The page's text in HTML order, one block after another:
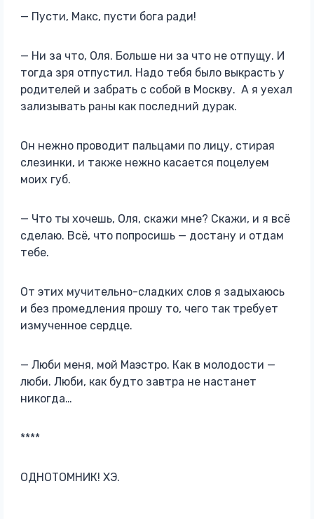
— Пусти, Макс, пусти бога ради!
— Ни за что, Оля. Больше ни за что не отпущу. И
тогда зря отпустил. Надо тебя было выкрасть у
родителей и забрать с собой в Москву. А я уехал
зализывать раны как последний дурак.
Он нежно проводит пальцами по лицу, стирая
слезинки, и также нежно касается поцелуем
моих губ.
— Что ты хочешь, Оля, скажи мне? Скажи, и я всё
сделаю. Всё, что попросишь — достану и отдам
тебе.
От этих мучительно-сладких слов я задыхаюсь
и без промедления прошу то, чего так требует
измученное сердце.
— Люби меня, мой Маэстро. Как в молодости —
люби. Люби, как будто завтра не настанет
никогда…
****
ОДНОТОМНИК! ХЭ.